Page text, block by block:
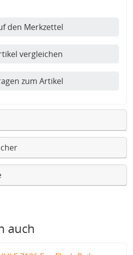
den Merkzettel
vergleichen
zum Artikel
auch